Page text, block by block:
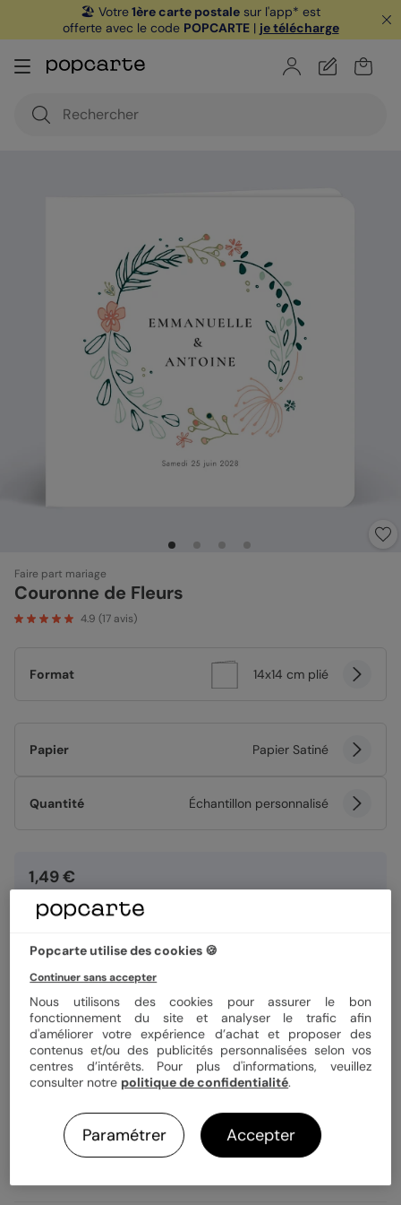
🏖️ Votre1ère carte postale sur l'app* est
offerte avec le code POPCARTE| je télécharge
Faire part mariage
Couronne de Fleurs
4.9 (17 avis)
Format 14x14 cm plié
Papier Papier Satiné
Quantité Échantillon personnalisé
1,49 €
Enveloppe blanche offerte
Fabrication française
Personnaliser
Échantillon personnalisé offert
Livraison gratuite avec Popcarte+
Payez en 3 fois sans frais
Popcarte utilise des cookies 🍪
Continuer sans accepter
Nous utilisons des cookies pour assurer le bon
fonctionnement du site et analyser le trafic afin
d'améliorer votre expérience d’achat et proposer des
contenus et/ou des publicités personnalisées selon vos
centres d’intérêts. Pour plus d'informations, veuillez
consulter notre politique de confidentialité.
Paramétrer Accepter